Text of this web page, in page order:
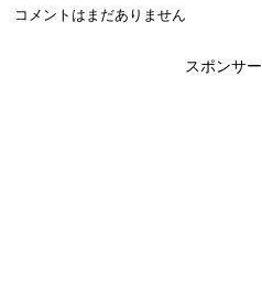
コメントはまだありません
スポンサ